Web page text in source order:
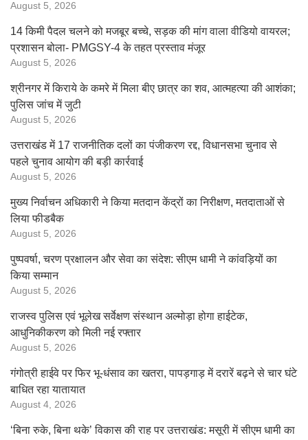
August 5, 2026
14 किमी पैदल चलने को मजबूर बच्चे, सड़क की मांग वाला वीडियो वायरल;
प्रशासन बोला- PMGSY-4 के तहत प्रस्ताव मंजूर
August 5, 2026
श्रीनगर में किराये के कमरे में मिला बीए छात्र का शव, आत्महत्या की आशंका;
पुलिस जांच में जुटी
August 5, 2026
उत्तराखंड में 17 राजनीतिक दलों का पंजीकरण रद्द, विधानसभा चुनाव से
पहले चुनाव आयोग की बड़ी कार्रवाई
August 5, 2026
मुख्य निर्वाचन अधिकारी ने किया मतदान केंद्रों का निरीक्षण, मतदाताओं से
लिया फीडबैक
August 5, 2026
पुष्पवर्षा, चरण प्रक्षालन और सेवा का संदेश: सीएम धामी ने कांवड़ियों का
किया सम्मान
August 5, 2026
राजस्व पुलिस एवं भूलेख सर्वेक्षण संस्थान अल्मोड़ा होगा हाईटेक,
आधुनिकीकरण को मिली नई रफ्तार
August 5, 2026
गंगोत्री हाईवे पर फिर भू-धंसाव का खतरा, पापड़गाड़ में दरारें बढ़ने से चार घंटे
बाधित रहा यातायात
August 4, 2026
‘बिना रुके, बिना थके’ विकास की राह पर उत्तराखंड: मसूरी में सीएम धामी का